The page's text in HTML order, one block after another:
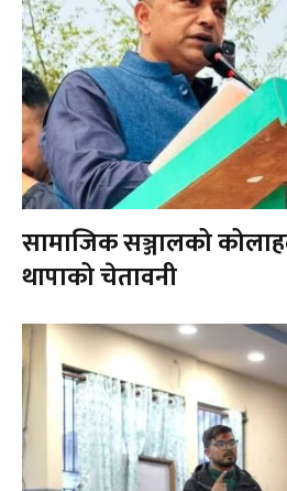
सामाजिक सञ्जालको
थापाको चेतावनी